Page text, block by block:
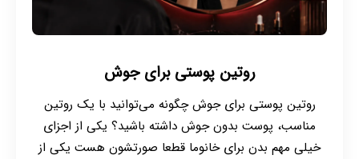
روتین پوستی برای جوش
روتین پوستی برای جوش چگونه می‌توانید با یک روتین
مناسب، پوست بدون جوش داشته باشید؟ یکی از اجزای
خیلی مهم بدن برای خانوما قطعا صورتشون هست یکی از